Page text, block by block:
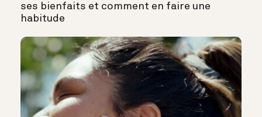
ses bienfaits et comment en faire une
habitude